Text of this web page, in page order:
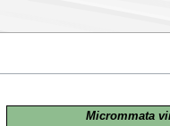
Micrommata